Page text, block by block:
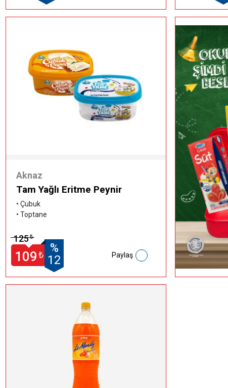
Aknaz
Tam Yağlı Eritme Peynir
• Çubuk
• Toptane
125₺
109 ₺
%
12
Paylaş